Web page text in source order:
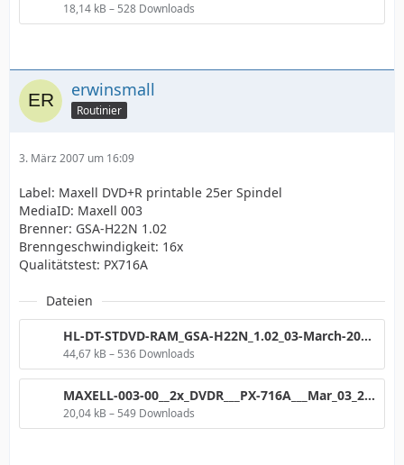
18,14 kB – 528 Downloads
erwinsmall
Routinier
3. März 2007 um 16:09
Label: Maxell DVD+R printable 25er Spindel
MediaID: Maxell 003
Brenner: GSA-H22N 1.02
Brenngeschwindigkeit: 16x
Qualitätstest: PX716A
Dateien
HL-DT-STDVD-RAM_GSA-H22N_1.02_03-March-2007_13_00.png
44,67 kB – 536 Downloads
MAXELL-003-00__2x_DVDR___PX-716A___Mar_03_2007_o_TA.png
20,04 kB – 549 Downloads